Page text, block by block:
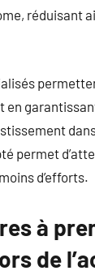
réduisant
en
permet
d’efforts.
à
de